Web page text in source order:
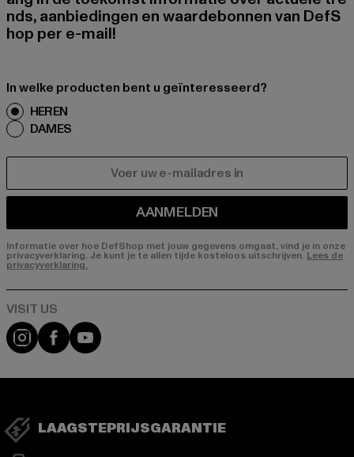
nds, aanbiedingen en waardebonnen van DefS
hop per e-mail!
In welke producten bent u geïnteresseerd?
HEREN
DAMES
AANMELDEN
Informatie over hoe DefShop met jouw gegevens omgaat, vind je in onze
privacyverklaring. Je kunt je te allen tijde kosteloos uitschrijven. Lees de
privacyverklaring.
Visit our Instagram page:
Visit our Facebook page:
Visit our YouTube channel:
LAAGSTEPRIJSGARANTIE